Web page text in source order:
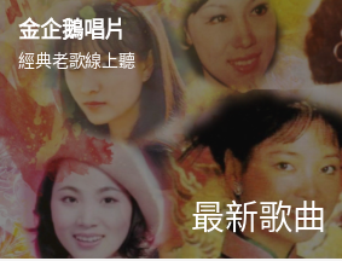
跳
至
主
內
容
金企鵝唱片
經典老歌線上聽
最新歌曲